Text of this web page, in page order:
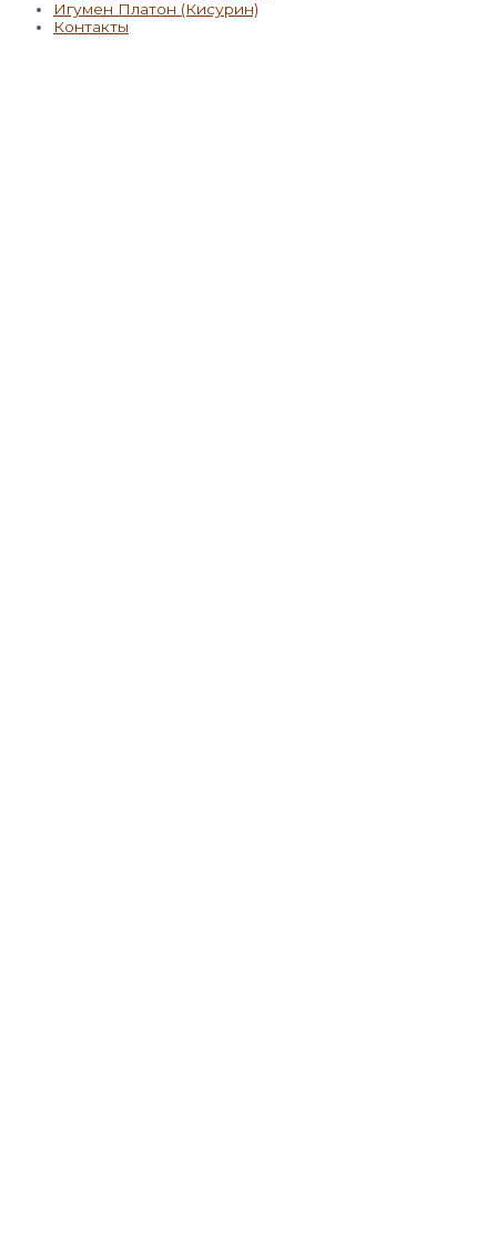
Игумен Платон (Кисурин)
Контакты